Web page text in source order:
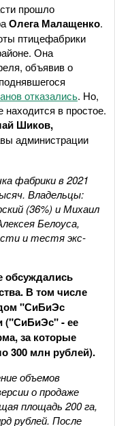
прошло
Олега Малащенко.
птицефабрики
Она
объявив о
отказались. Но,
находится в простое.
Шиков,
администрации
фабрики в 2021
Владельцы:
(36%) и Михаил
Белоуса,
и тестя экс-
обсуждались
В том числе
"СиБиЭс
("СиБиЭс" - ее
за которые
300 млн рублей).
объемов
о продаже
площадь 200 га,
рублей. После